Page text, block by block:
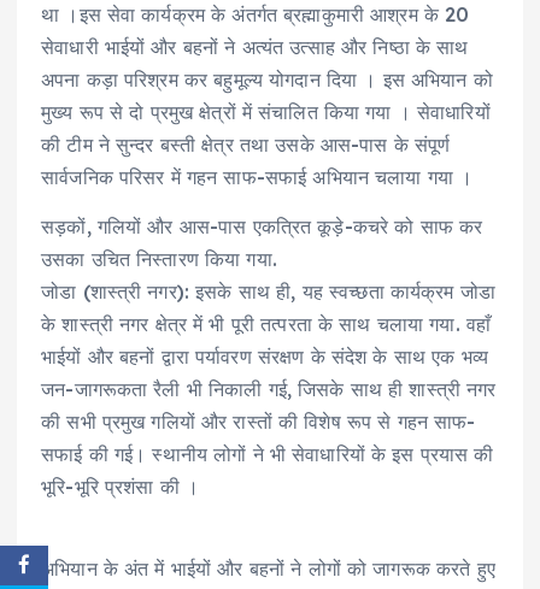
था ।​इस सेवा कार्यक्रम के अंतर्गत ब्रह्माकुमारी आश्रम के 20
सेवाधारी भाईयों और बहनों ने अत्यंत उत्साह और निष्ठा के साथ
अपना कड़ा परिश्रम कर बहुमूल्य योगदान दिया । इस अभियान को
मुख्य रूप से दो प्रमुख क्षेत्रों में संचालित किया गया । ​सेवाधारियों
की टीम ने सुन्दर बस्ती क्षेत्र तथा उसके आस-पास के संपूर्ण
सार्वजनिक परिसर में गहन साफ-सफाई अभियान चलाया गया ।
सड़कों, गलियों और आस-पास एकत्रित कूड़े-कचरे को साफ कर
उसका उचित निस्तारण किया गया.
​जोडा (शास्त्री नगर): इसके साथ ही, यह स्वच्छता कार्यक्रम जोडा
के शास्त्री नगर क्षेत्र में भी पूरी तत्परता के साथ चलाया गया. वहाँ
भाईयों और बहनों द्वारा पर्यावरण संरक्षण के संदेश के साथ एक भव्य
जन-जागरूकता रैली भी निकाली गई, जिसके साथ ही शास्त्री नगर
की सभी प्रमुख गलियों और रास्तों की विशेष रूप से गहन साफ-
सफाई की गई। स्थानीय लोगों ने भी सेवाधारियों के इस प्रयास की
भूरि-भूरि प्रशंसा की ।
अभियान के अंत में भाईयों और बहनों ने लोगों को जागरूक करते हुए